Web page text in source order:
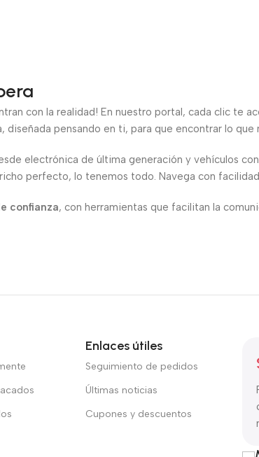
con la realidad! En nuestro portal, cada clic
pensando en ti, para que encontrar lo
electrónica de última generación y vehículos
perfecto, lo tenemos todo. Navega con
confianza, con herramientas que facilitan la
Enlaces útiles
Seguimiento de pedidos
Últimas noticias
Cupones y descuentos